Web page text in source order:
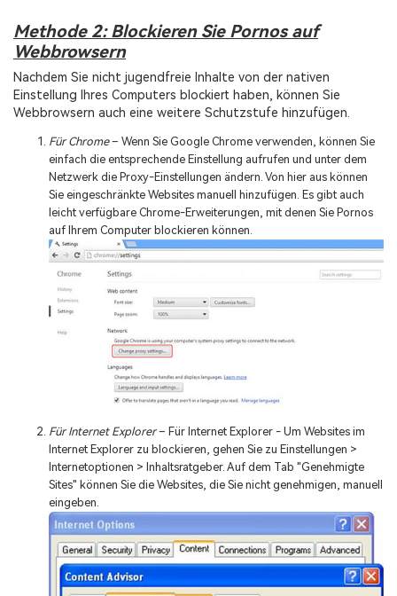
Methode 2: Blockieren Sie Pornos auf
Webbrowsern
Nachdem Sie nicht jugendfreie Inhalte von der nativen
Einstellung Ihres Computers blockiert haben, können Sie
Webbrowsern auch eine weitere Schutzstufe hinzufügen.
Für Chrome– Wenn Sie Google Chrome verwenden, können Sie
einfach die entsprechende Einstellung aufrufen und unter dem
Netzwerk die Proxy-Einstellungen ändern. Von hier aus können
Sie eingeschränkte Websites manuell hinzufügen. Es gibt auch
leicht verfügbare Chrome-Erweiterungen, mit denen Sie Pornos
auf Ihrem Computer blockieren können.
Für Internet Explorer– Für Internet Explorer - Um Websites im
Internet Explorer zu blockieren, gehen Sie zu Einstellungen >
Internetoptionen > Inhaltsratgeber. Auf dem Tab "Genehmigte
Sites" können Sie die Websites, die Sie nicht genehmigen, manuell
eingeben.